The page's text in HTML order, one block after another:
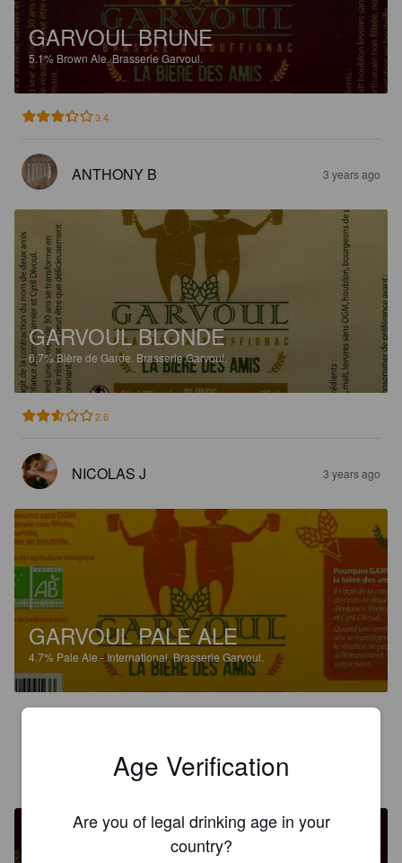
GARVOUL BRUNE
5.1% Brown Ale.Brasserie Garvoul.
3.4
ANTHONY B 3 years ago
GARVOUL BLONDE
6.7%Bière de Garde. Brasserie Garvoul.
2.6
NICOLAS J 3 years ago
GARVOUL PALE ALE
4.7% Pale Ale - International.Brasserie Garvoul.
NICOLAS JAge Verification
Are you of legal drinking age in your
country?